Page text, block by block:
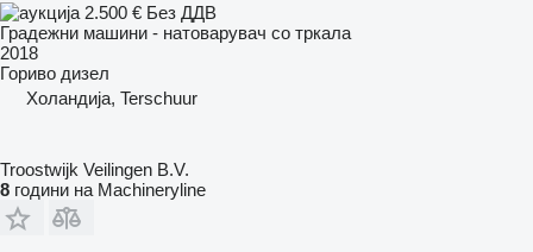
2.500 € Без ДДВ
Градежни машини - натоварувач со тркала
2018
Гориво дизел
Холандија, Terschuur
Troostwijk Veilingen B.V.
8 години на Machineryline